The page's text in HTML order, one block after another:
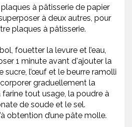
à pâtisserie de papier
à deux autres, pour
plaques à pâtisserie.
fouetter la levure et l’eau,
1 minute avant d'ajouter la
sucre, l’œuf et le beurre ramolli
graduellement la
farine tout usage, la poudre à
de soude et le sel.
obtention d’une pâte molle.